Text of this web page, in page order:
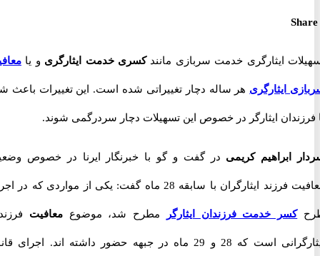
ایثارگری خدمت سربازی مانندکسری خدمت ایثارگریو یا معافیت
ایثارگری هر ساله دچار تغییراتی شده است. این تغییرات باعث شده
ایثارگر در خصوص این تسهیلات دچار سردرگمی شوند.
ابراهیم کریمی در گفت و گو با خبرنگار ایرنا در خصوص وضعیت
معافیت فرزند ایثارگران با سابقه 28 ماه گفت: یکی از مواردی که در اجرای
کسر خدمت فرزندان ایثارگرمطرح شد، موضوعمعافیتفرزندان
ایثارگرانی است که 28 و 29 ماه در جبهه حضور داشته اند. اجرای قانون